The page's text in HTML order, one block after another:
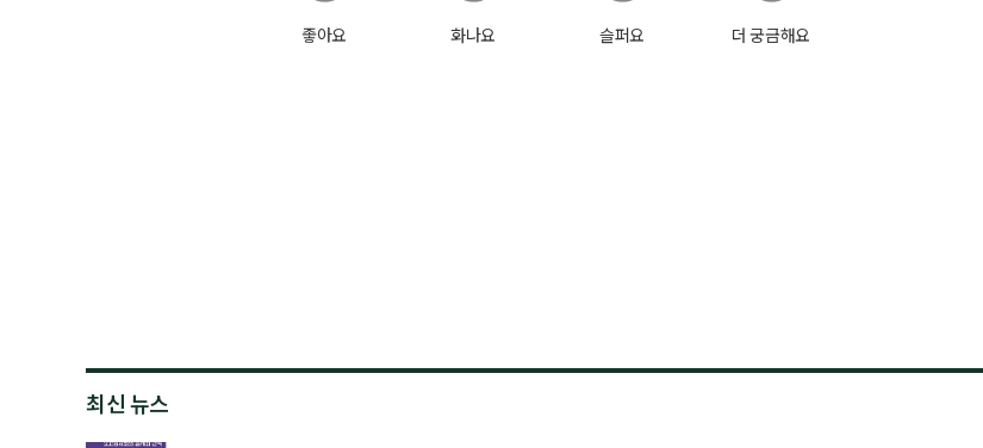
좋아요 화나요 슬퍼요 더 궁금해요
최신 뉴스